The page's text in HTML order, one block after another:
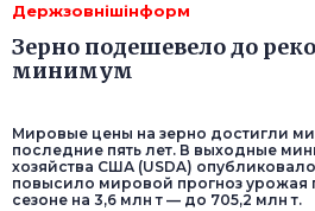
Держзовнішінформ
Зерно подешевело до
минимум
Мировые цены на зерно достигли
последние пять лет. В выходные
хозяйства США (USDA)
повысило мировой прогноз урожая
сезоне на 3,6 млн т — до 705,2 млн т.